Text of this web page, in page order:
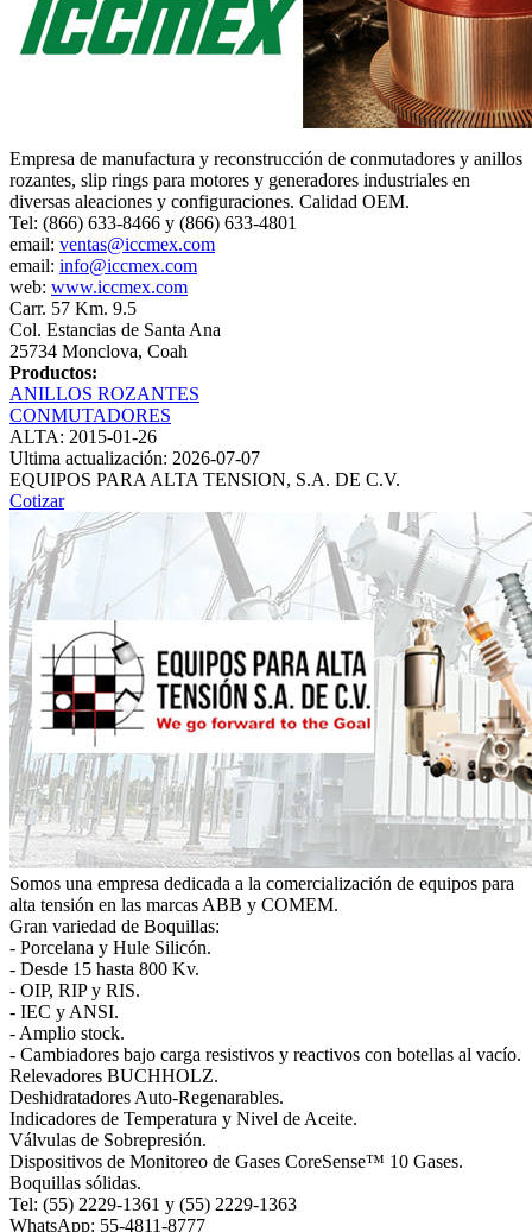
Empresa de manufactura y reconstrucción de conmutadores y anillos
rozantes, slip rings para motores y generadores industriales en
diversas aleaciones y configuraciones. Calidad OEM.
Tel: (866) 633-8466 y (866) 633-4801
email: ventas@iccmex.com
email: info@iccmex.com
web: www.iccmex.com
Carr. 57 Km. 9.5
Col. Estancias de Santa Ana
25734 Monclova, Coah
Productos:
ANILLOS ROZANTES
CONMUTADORES
ALTA: 2015-01-26
Ultima actualización: 2026-07-07
EQUIPOS PARA ALTA TENSION, S.A. DE C.V.
Cotizar
Somos una empresa dedicada a la comercialización de equipos para
alta tensión en las marcas ABB y COMEM.
Gran variedad de Boquillas:
- Porcelana y Hule Silicón.
- Desde 15 hasta 800 Kv.
- OIP, RIP y RIS.
- IEC y ANSI.
- Amplio stock.
- Cambiadores bajo carga resistivos y reactivos con botellas al vacío.
Relevadores BUCHHOLZ.
Deshidratadores Auto-Regenarables.
Indicadores de Temperatura y Nivel de Aceite.
Válvulas de Sobrepresión.
Dispositivos de Monitoreo de Gases CoreSense™ 10 Gases.
Boquillas sólidas.
Tel: (55) 2229-1361 y (55) 2229-1363
WhatsApp: 55-4811-8777